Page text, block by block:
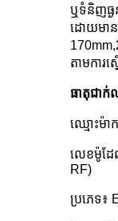
ឬទំនិញធ្ង
ដោយមាន
តាមការស្
ធាតុជាក់
ឈ្មោះម៉ា
លេខម៉ូដែ
RF)
ប្រភេទ៖